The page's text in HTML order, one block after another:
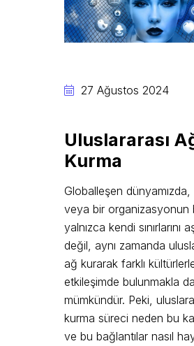
27 Ağustos 2024
Uluslararası
Kurma
Globalleşen dünyamızda,
veya bir organizasyonun
yalnızca kendi sınırlarını
değil, aynı zamanda
ağ kurarak farklı
etkileşimde bulunmakla da
mümkündür. Peki,
kurma süreci neden bu
ve bu bağlantılar nasıl